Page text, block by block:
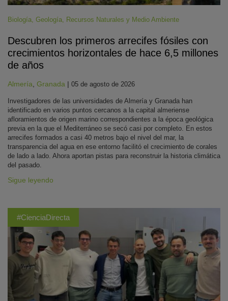
Biología, Geología, Recursos Naturales y Medio Ambiente
Descubren los primeros arrecifes fósiles con
crecimientos horizontales de hace 6,5 millones
de años
Almería Granada | 05 de agosto de 2026
Investigadores de las universidades de Almería y Granada han
identificado en varios puntos cercanos a la capital almeriense
afloramientos de origen marino correspondientes a la época geológica
previa en la que el Mediterráneo se secó casi por completo. En estos
arrecifes formados a casi 40 metros bajo el nivel del mar, la
transparencia del agua en ese entorno facilitó el crecimiento de corales
de lado a lado. Ahora aportan pistas para reconstruir la historia climática
del pasado.
Sigue leyendo
#CienciaDirecta